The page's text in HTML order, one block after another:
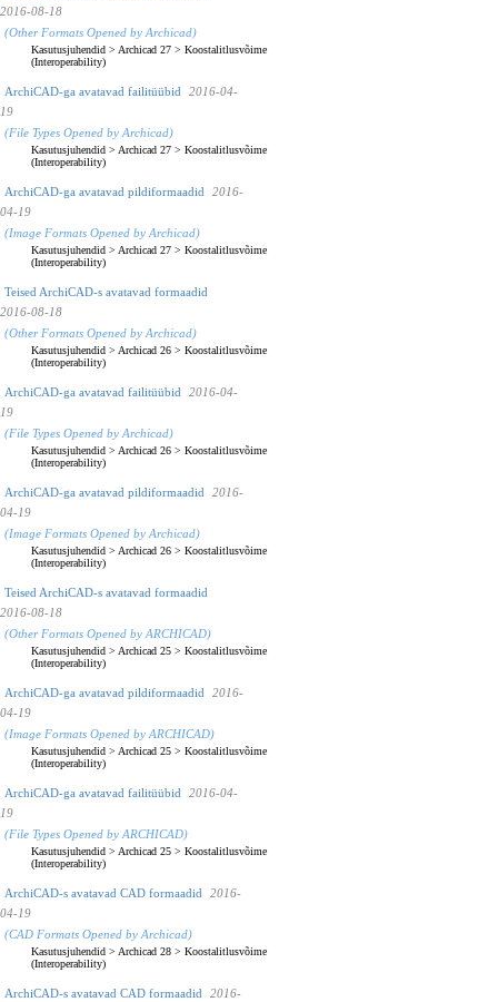
2016-08-18
(Other Formats Opened by Archicad)
Kasutusjuhendid > Archicad 27 > Koostalitlusvõime
(Interoperability)
ArchiCAD-ga avatavad failitüübid
2016-04-
19
(File Types Opened by Archicad)
Kasutusjuhendid > Archicad 27 > Koostalitlusvõime
(Interoperability)
ArchiCAD-ga avatavad pildiformaadid
2016-
04-19
(Image Formats Opened by Archicad)
Kasutusjuhendid > Archicad 27 > Koostalitlusvõime
(Interoperability)
Teised ArchiCAD-s avatavad formaadid
2016-08-18
(Other Formats Opened by Archicad)
Kasutusjuhendid > Archicad 26 > Koostalitlusvõime
(Interoperability)
ArchiCAD-ga avatavad failitüübid
2016-04-
19
(File Types Opened by Archicad)
Kasutusjuhendid > Archicad 26 > Koostalitlusvõime
(Interoperability)
ArchiCAD-ga avatavad pildiformaadid
2016-
04-19
(Image Formats Opened by Archicad)
Kasutusjuhendid > Archicad 26 > Koostalitlusvõime
(Interoperability)
Teised ArchiCAD-s avatavad formaadid
2016-08-18
(Other Formats Opened by ARCHICAD)
Kasutusjuhendid > Archicad 25 > Koostalitlusvõime
(Interoperability)
ArchiCAD-ga avatavad pildiformaadid
2016-
04-19
(Image Formats Opened by ARCHICAD)
Kasutusjuhendid > Archicad 25 > Koostalitlusvõime
(Interoperability)
ArchiCAD-ga avatavad failitüübid
2016-04-
19
(File Types Opened by ARCHICAD)
Kasutusjuhendid > Archicad 25 > Koostalitlusvõime
(Interoperability)
ArchiCAD-s avatavad CAD formaadid
2016-
04-19
(CAD Formats Opened by Archicad)
Kasutusjuhendid > Archicad 28 > Koostalitlusvõime
(Interoperability)
ArchiCAD-s avatavad CAD formaadid
2016-